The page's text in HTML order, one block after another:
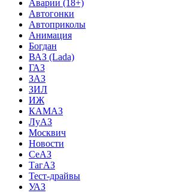
Аварии (18+)
Автогонки
Автоприколы
Анимация
Богдан
ВАЗ (Lada)
ГАЗ
ЗАЗ
ЗИЛ
ИЖ
КАМАЗ
ЛуАЗ
Москвич
Новости
СеАЗ
ТагАЗ
Тест-драйвы
УАЗ